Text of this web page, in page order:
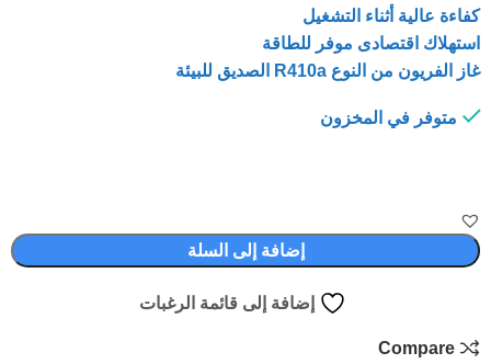
كفاءة عالية أثناء التشغيل
استهلاك اقتصادى موفر للطاقة
غاز الفريون من النوع R410a الصديق للبيئة
متوفر في المخزون
إضافة إلى السلة
إضافة إلى قائمة الرغبات
Compare